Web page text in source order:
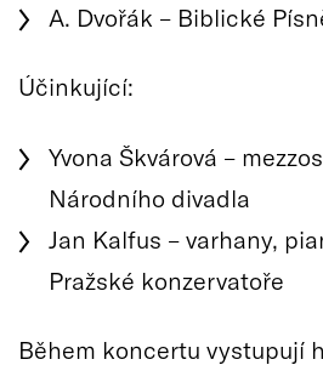
A. Dvořák – Biblické
Účinkující:
Yvona Škvárová –
Národního divadla
Jan Kalfus – varhany,
Pražské konzervatoře
Během koncertu vystupují